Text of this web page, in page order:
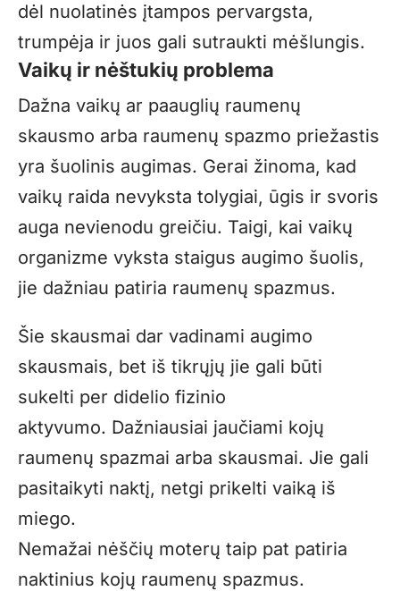
dėl nuolatinės įtampos pervargsta,
trumpėja ir juos gali sutraukti mėšlungis.
Vaikų ir nėštukių problema
Dažna vaikų ar paauglių raumenų
skausmo arba raumenų spazmo priežastis
yra šuolinis augimas. Gerai žinoma, kad
vaikų raida nevyksta tolygiai, ūgis ir svoris
auga nevienodu greičiu. Taigi, kai vaikų
organizme vyksta staigus augimo šuolis,
jie dažniau patiria raumenų spazmus.
Šie skausmai dar vadinami augimo
skausmais, bet iš tikrųjų jie gali būti
sukelti per didelio fizinio
aktyvumo. Dažniausiai jaučiami kojų
raumenų spazmai arba skausmai. Jie gali
pasitaikyti naktį, netgi prikelti vaiką iš
miego.
Nemažai nėščių moterų taip pat patiria
naktinius kojų raumenų spazmus.